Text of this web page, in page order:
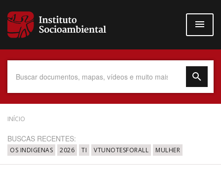
para
conteúdo
Data do Documento
Até
INÍCIO
BUSCAS RECENTES:
OS INDIGENAS 2026 TI VTUNOTESFORALL MULHER